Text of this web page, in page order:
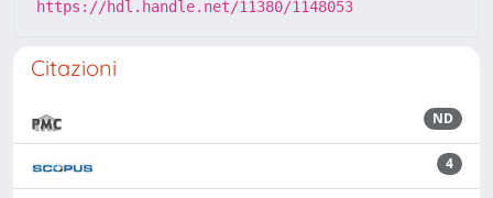
https://hdl.handle.net/11380/1148053
Citazioni
ND
4